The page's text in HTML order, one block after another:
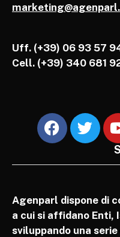
Uff. (+39) 06 93 57
Cell. (+39) 340 681
Agenparl dispone di
a cui si affidano Enti,
sviluppando una